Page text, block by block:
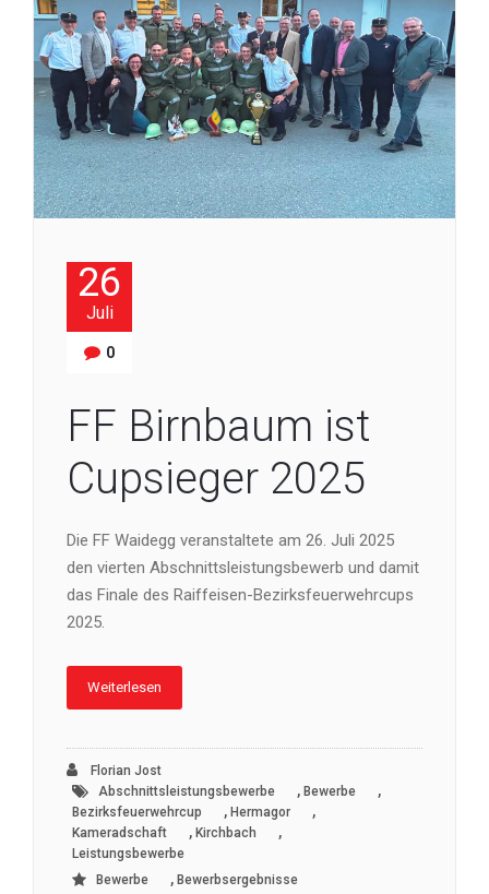
26
Juli
0
FF Birnbaum ist
Cupsieger 2025
Die FF Waidegg veranstaltete am 26. Juli 2025
den vierten Abschnittsleistungsbewerb und damit
das Finale des Raiffeisen-Bezirksfeuerwehrcups
2025.
Weiterlesen
Florian Jost
Abschnittsleistungsbewerbe
, Bewerbe ,
Bezirksfeuerwehrcup , Hermagor ,
Kameradschaft , Kirchbach ,
Leistungsbewerbe
Bewerbe
, Bewerbsergebnisse